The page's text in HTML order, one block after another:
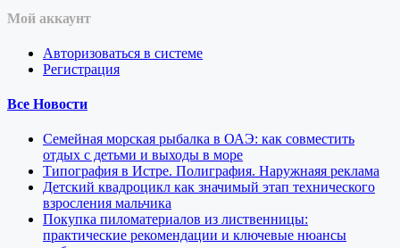
Мой аккаунт
Авторизоваться в системе
Регистрация
Все Новости
Семейная морская рыбалка в ОАЭ: как совместить
отдых с детьми и выходы в море
Типография в Истре. Полиграфия. Наружнаяя реклама
Детский квадроцикл как значимый этап технического
взросления мальчика
Покупка пиломатериалов из лиственницы:
практические рекомендации и ключевые нюансы